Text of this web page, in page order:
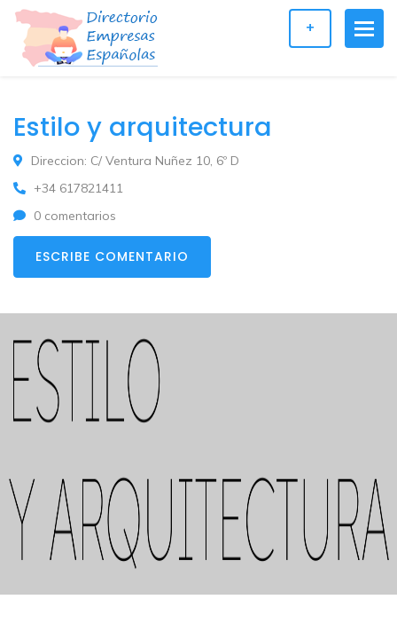
+
Estilo y arquitectura
Direccion: C/ Ventura Nuñez 10, 6º D
+34 617821411
0 comentarios
ESCRIBE COMENTARIO